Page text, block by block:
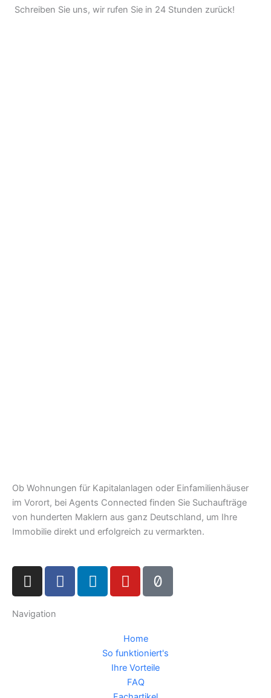
Schreiben Sie uns, wir rufen Sie in 24 Stunden zurück!
Ob Wohnungen für Kapitalanlagen oder Einfamilienhäuser
im Vorort, bei Agents Connected finden Sie Suchaufträge
von hunderten Maklern aus ganz Deutschland, um Ihre
Immobilie direkt und erfolgreich zu vermarkten.
I
n
t
F
a
L
i
Y
o
u
b
e
T
i
k
Navigation
Home
So funktioniert's
Ihre Vorteile
FAQ